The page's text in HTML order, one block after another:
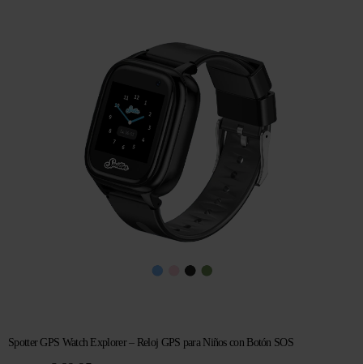
Spotter GPS Watch Explorer – Reloj GPS para Niños con Botón SOS